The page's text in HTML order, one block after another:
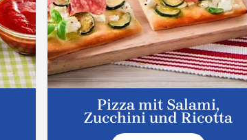
Pizza mit Salami,
Zucchini und Ricotta